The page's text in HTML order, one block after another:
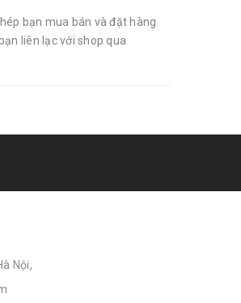
bạn mua bán và đặt hàng
liên lạc với shop qua
Nội,